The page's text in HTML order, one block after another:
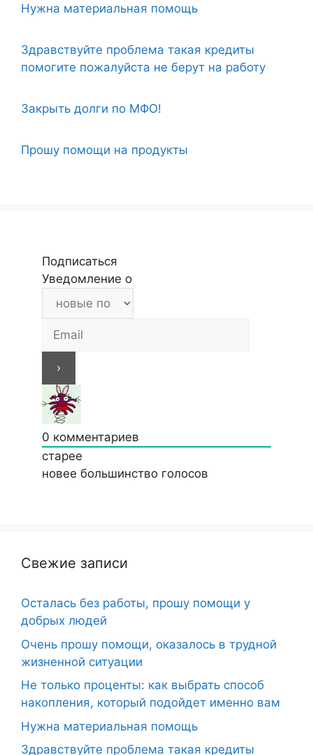
Нужна материальная помощь
Здравствуйте проблема такая кредиты
помогите пожалуйста не берут на работу
Закрыть долги по МФО!
Прошу помощи на продукты
Подписаться
Уведомление о
0 комментариев
старее
новее большинство голосов
Свежие записи
Осталась без работы, прошу помощи у
добрых людей
Очень прошу помощи, оказалось в трудной
жизненной ситуации
Не только проценты: как выбрать способ
накопления, который подойдет именно вам
Нужна материальная помощь
Здравствуйте проблема такая кредиты